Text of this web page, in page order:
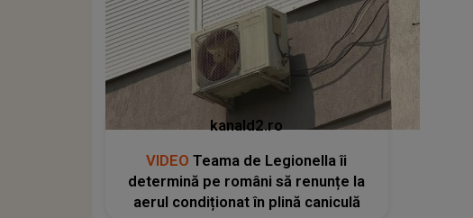
kanald2.ro
VIDEO Teama de Legionella îi
determină pe români să renunțe la
aerul condiționat în plină caniculă